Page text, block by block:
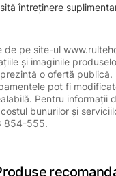
întreținere
de pe site-ul
și imaginile
o ofertă publică.
pot fi
Pentru informații
bunurilor și
854-555.